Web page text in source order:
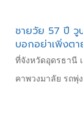
ชายวัย 57 ปี วู
บอกอย่าเพิ่งตา
ที่จังหวัดอุดรธานี
คาพวงมาลัย รถพุ่